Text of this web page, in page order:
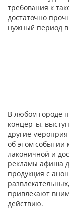
требования к
достаточно
нужный период
В любом городе
концерты,
другие
об этом событии
лаконичной и
рекламы афиша
продукция с
привлекают
действию.